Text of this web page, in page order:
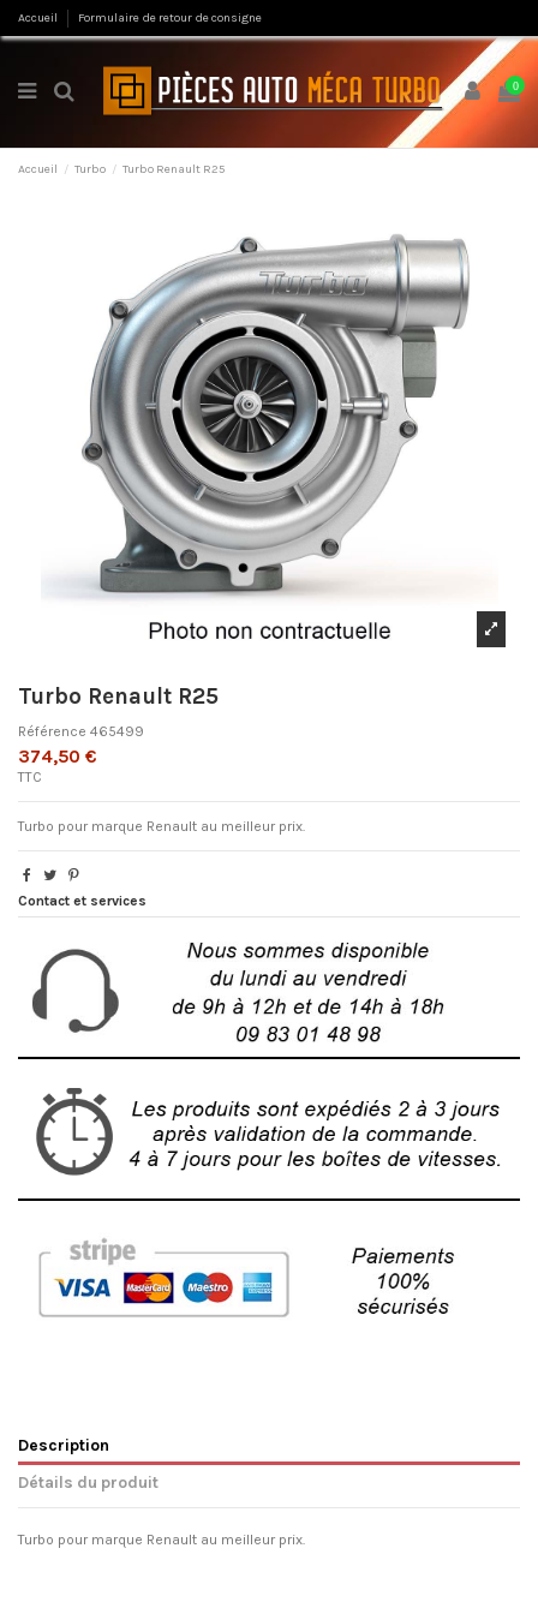
Accueil Formulaire de retour de consigne
0
Accueil Turbo Turbo Renault R25
Turbo Renault R25
Référence 465499
374,50 €
TTC
Turbo pour marque Renault au meilleur prix.
Contact et services
Description
Détails du produit
Turbo pour marque Renault au meilleur prix.